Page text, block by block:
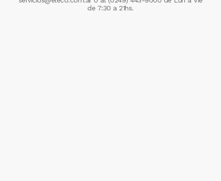
de 7:30 a 21hs.